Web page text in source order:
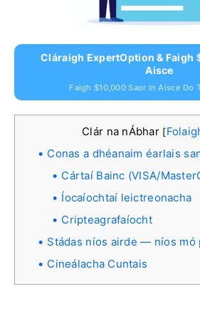
Cláraigh ExpertOption & Faigh
Aisce
Faigh $10,000 Saor In Aisce Do
Clár na nÁbhar [
Conas a dhéanaim éarlais
Cártaí Bainc (VISA/
Íocaíochtaí leictreonacha
Cripteagrafaíocht
Stádas níos airde — níos mó
Cineálacha Cuntais